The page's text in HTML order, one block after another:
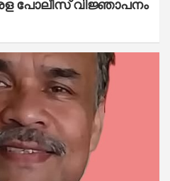
പോലീസ് വിജ്ഞാപനം